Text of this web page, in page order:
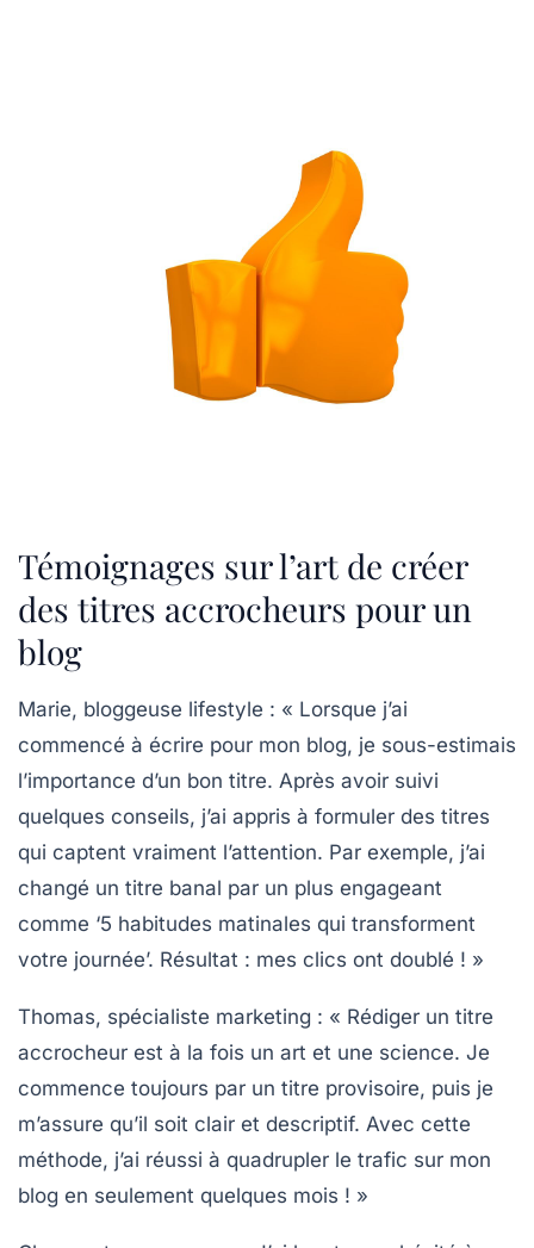
Témoignages sur l’art de créer
des titres accrocheurs pour un
blog
Marie, bloggeuse lifestyle : « Lorsque j’ai
commencé à écrire pour mon blog, je sous-estimais
l’importance d’un bon titre. Après avoir suivi
quelques conseils, j’ai appris à formuler des titres
qui captent vraiment l’attention. Par exemple, j’ai
changé un titre banal par un plus engageant
comme ‘5 habitudes matinales qui transforment
votre journée’. Résultat : mes clics ont doublé ! »
Thomas, spécialiste marketing : « Rédiger un titre
accrocheur est à la fois un art et une science. Je
commence toujours par un titre provisoire, puis je
m’assure qu’il soit clair et descriptif. Avec cette
méthode, j’ai réussi à quadrupler le trafic sur mon
blog en seulement quelques mois ! »